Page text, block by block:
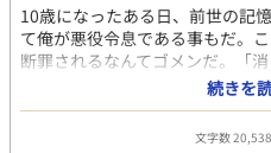
10歳になったある日、前世の記
て俺が悪役令息である事もだ。
断罪されるなんてゴメンだ。「
てやる。そして出会った獣人
タグには入れておりません！何
み閲覧お願いします。 他のサイ
続きを
文字数 20,538